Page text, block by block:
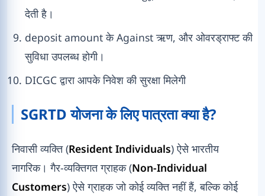
देती है।
deposit amount के Against ऋण, और ओवरड्राफ्ट की
सुविधा उपलब्ध होगी।
DICGC द्वारा आपके निवेश की सुरक्षा मिलेगी
SGRTD योजना के लिए पात्रता क्या है?
निवासी व्यक्ति (Resident Individuals) ऐसे भारतीय
नागरिक। गैर-व्यक्तिगत ग्राहक (Non-Individual
Customers) ऐसे ग्राहक जो कोई व्यक्ति नहीं हैं, बल्कि कोई